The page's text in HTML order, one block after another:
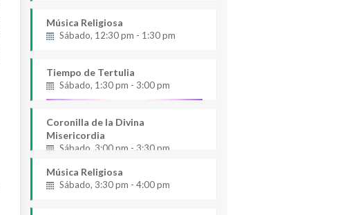
Música Religiosa
Sábado, 12:30 pm - 1:30 pm
Tiempo de Tertulia
Sábado, 1:30 pm - 3:00 pm
Coronilla de la Divina
Misericordia
Sábado, 3:00 pm - 3:30 pm
Música Religiosa
Sábado, 3:30 pm - 4:00 pm